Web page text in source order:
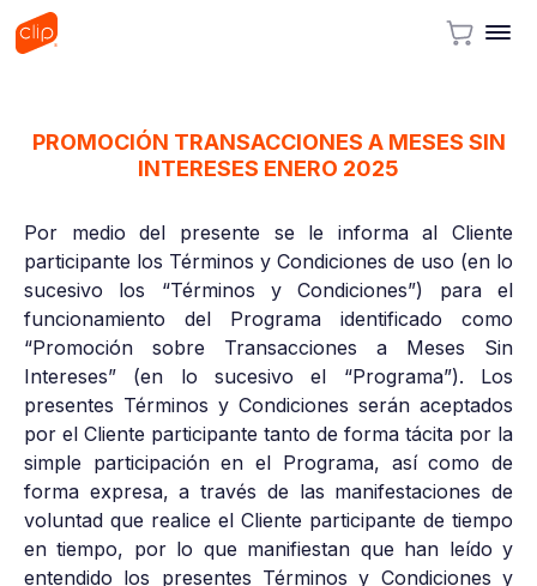
PROMOCIÓN TRANSACCIONES A MESES SIN
INTERESES ENERO 2025
Por medio del presente se le informa al Cliente
participante los Términos y Condiciones de uso (en lo
sucesivo los “Términos y Condiciones”) para el
funcionamiento del Programa identificado como
“Promoción sobre Transacciones a Meses Sin
Intereses” (en lo sucesivo el “Programa”). Los
presentes Términos y Condiciones serán aceptados
por el Cliente participante tanto de forma tácita por la
simple participación en el Programa, así como de
forma expresa, a través de las manifestaciones de
voluntad que realice el Cliente participante de tiempo
en tiempo, por lo que manifiestan que han leído y
entendido los presentes Términos y Condiciones y